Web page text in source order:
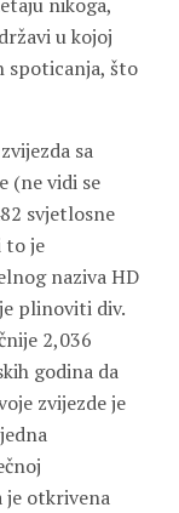
u kojoj
spoticanja, što
sa
(ne vidi se
svjetlosne
to je
naziva HD
plinoviti div.
2,036
godina da
zvijezde je
je otkrivena